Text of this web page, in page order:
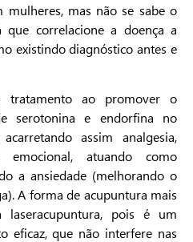
mulheres, mas não se sabe o
correlacione a doença a
existindo diagnóstico antes e
tratamento ao promover o
serotonina e endorfina no
assim analgesia,
emocional, atuando como
a ansiedade (melhorando o
A forma de acupuntura mais
pois é um
eficaz, que não interfere nas